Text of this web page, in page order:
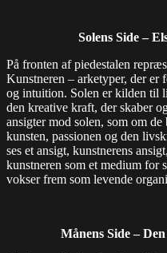
Solens Side –
På fronten af piedestalen
Kunstneren – arketyper, der er
og intuition. Solen er kilden til
den kreative kraft, der skaber
ansigter mod solen, som om
kunsten, passionen og den
ses et ansigt, kunstnerens
kunstneren som et medium for
vokser frem som levende
Månens Side –